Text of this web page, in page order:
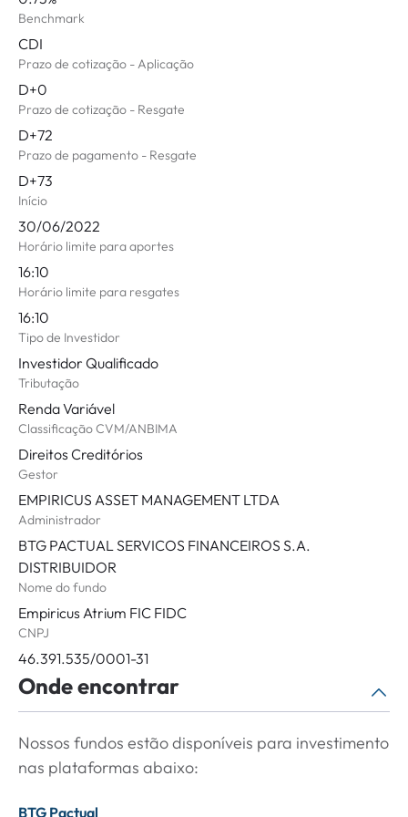
Benchmark
CDI
Prazo de cotização - Aplicação
D+0
Prazo de cotização - Resgate
D+72
Prazo de pagamento - Resgate
D+73
Início
30/06/2022
Horário limite para aportes
16:10
Horário limite para resgates
16:10
Tipo de Investidor
Investidor Qualificado
Tributação
Renda Variável
Classificação CVM/ANBIMA
Direitos Creditórios
Gestor
EMPIRICUS ASSET MANAGEMENT LTDA
Administrador
BTG PACTUAL SERVICOS FINANCEIROS S.A.
DISTRIBUIDOR
Nome do fundo
Empiricus Atrium FIC FIDC
CNPJ
46.391.535/0001-31
Onde encontrar
Nossos fundos estão disponíveis para investimento
nas plataformas abaixo:
BTG Pactual